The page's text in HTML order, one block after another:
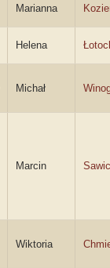
Marianna
Helena
Michał
Marcin
Wiktoria